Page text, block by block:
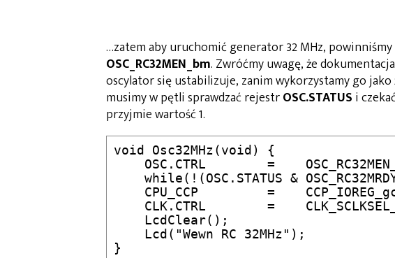
…zatem aby uruchomić generator 32 MHz,
OSC_RC32MEN_bm. Zwróćmy uwagę, że
oscylator się ustabilizuje, zanim wykorzystamy go jako
musimy w pętli sprawdzać rejestrOSC.STATUS i
przyjmie wartość 1.
void Osc32MHz(void) {
OSC.CTRL        =
while(!(OSC.STATUS &
CPU_CCP         =
CLK.CTRL        =
LcdClear();
Lcd("Wewn RC 32MHz");